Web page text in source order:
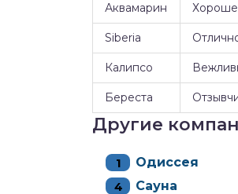
Аквамарин
Siberia
Калипсо
Береста
Другие
Одиссея
Сауна